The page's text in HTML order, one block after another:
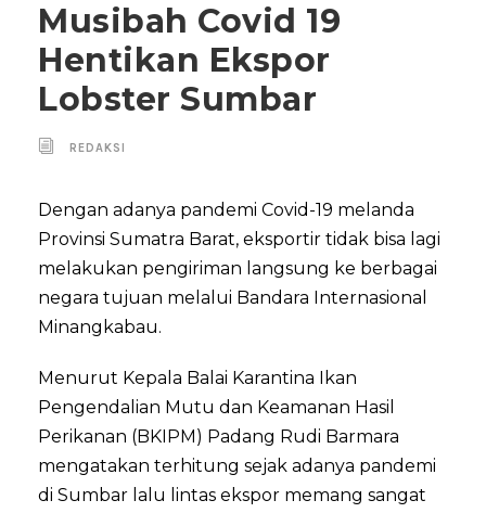
Musibah Covid 19
Hentikan Ekspor
Lobster Sumbar
REDAKSI
Dengan adanya pandemi Covid-19 melanda
Provinsi Sumatra Barat, eksportir tidak bisa lagi
melakukan pengiriman langsung ke berbagai
negara tujuan melalui Bandara Internasional
Minangkabau.
Menurut Kepala Balai Karantina Ikan
Pengendalian Mutu dan Keamanan Hasil
Perikanan (BKIPM) Padang Rudi Barmara
mengatakan terhitung sejak adanya pandemi
di Sumbar lalu lintas ekspor memang sangat